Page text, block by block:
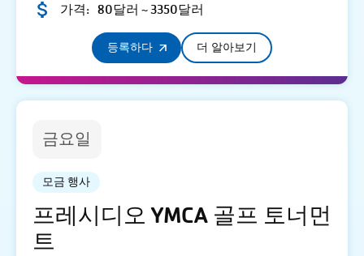
가격: 80달러 ~ 3350달러
등록하다 더 알아보기
금요일
모금 행사
프레시디오 YMCA 골프 토너먼
트